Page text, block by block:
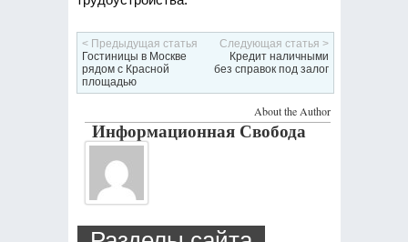
< Предыдущая статья
Гостиницы в Москве
рядом с Красной
площадью
Следующая статья >
Кредит наличными
без справок под залог
About the Author
Информационная Свобода